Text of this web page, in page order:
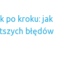
po kroku: jak
błędów